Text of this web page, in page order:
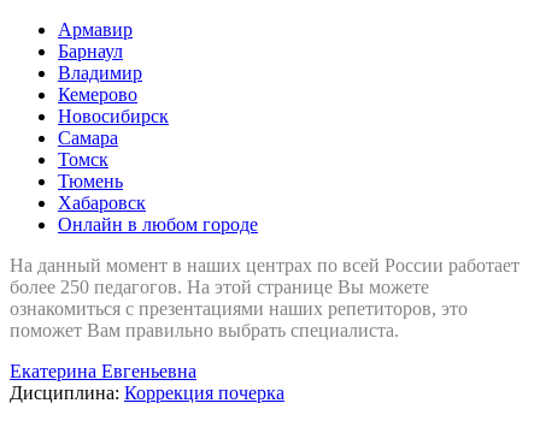
Армавир
Барнаул
Владимир
Кемерово
Новосибирск
Самара
Томск
Тюмень
Хабаровск
Онлайн в любом городе
На данный момент в наших центрах по всей России работает
более 250 педагогов. На этой странице Вы можете
ознакомиться с презентациями наших репетиторов, это
поможет Вам правильно выбрать специалиста.
Екатерина Евгеньевна
Дисциплина: Коррекция почерка